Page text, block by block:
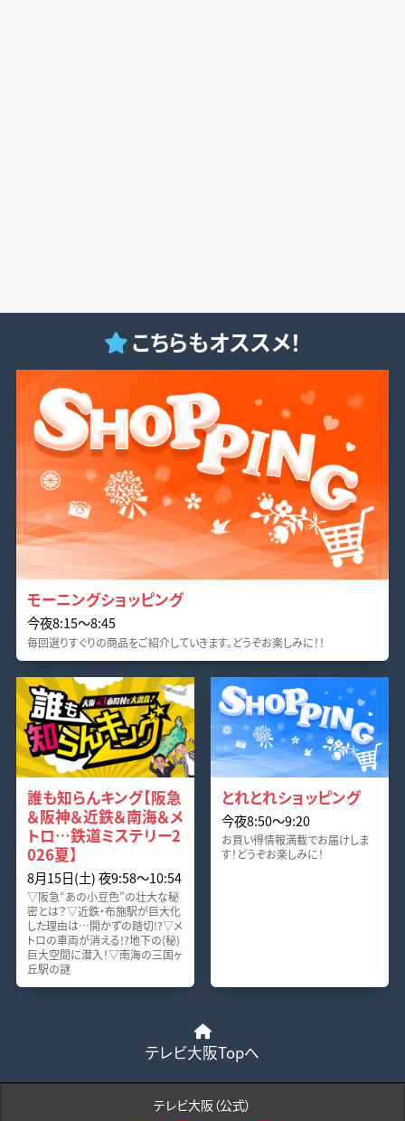
こちらもオススメ！
モーニングショッピング
今夜8:15〜8:45
毎回選りすぐりの商品をご紹介していきます。どうぞお楽しみに！！
誰も知らんキング【阪急
＆阪神＆近鉄＆南海＆メ
トロ…鉄道ミステリー2
026夏】
8月15日(土) 夜9:58〜10:54
▽阪急“あの小豆色”の壮大な秘
密とは？▽近鉄・布施駅が巨大化
した理由は…開かずの踏切!?▽メ
トロの車両が消える!?地下の(秘)
巨大空間に潜入！▽南海の三国ヶ
丘駅の謎
とれとれショッピング
今夜8:50〜9:20
お買い得情報満載でお届けしま
す！どうぞお楽しみに！
テレビ大阪Topへ
テレビ大阪（公式）